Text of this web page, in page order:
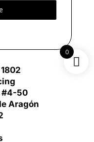
#4-50
Aragón
0